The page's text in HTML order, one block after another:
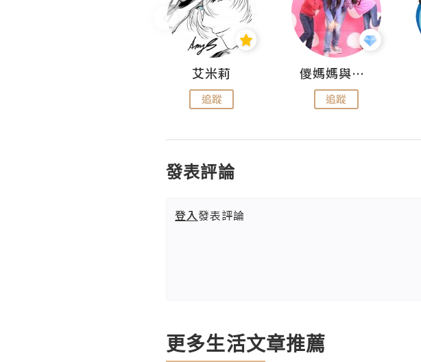
艾米莉
追蹤
儍媽媽與兩隻小魔怪之家
追蹤
發表評論
登入發表評論
更多生活文章推薦